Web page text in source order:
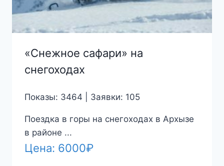
«Снежное сафари» на
снегоходах
Показы: 3464 | Заявки: 105
Поездка в горы на снегоходах в Архызе
в районе ...
Цена: 6000₽